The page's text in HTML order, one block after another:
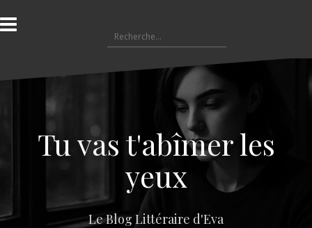
l
a
e
e
Tu vas t'abîmer les
yeux
Le Blog Littéraire d'Eva